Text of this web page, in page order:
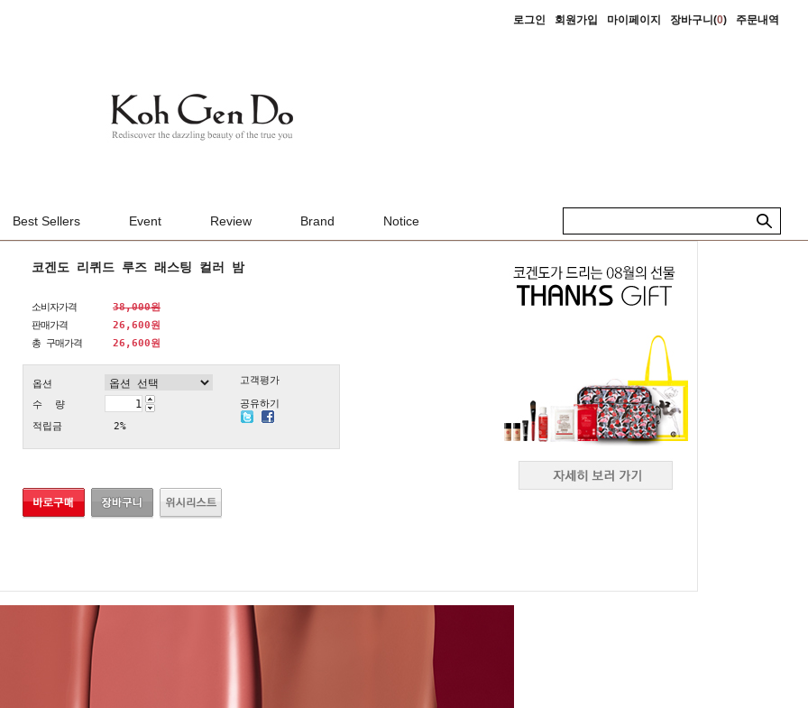
로그인 회원가입 마이페이지 장바구니(0) 주문내역
Best Sellers Event Review Brand Notice
코겐도 리퀴드 루즈 래스팅 컬러 밤
소비자가격
38,000원
판매가격
26,600원
총 구매가격
26,600원
옵션
수 량
적립금
2%
고객평가
공유하기